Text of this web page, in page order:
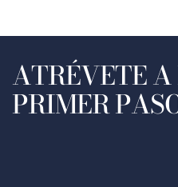
ATRÉVETE
PRIMER